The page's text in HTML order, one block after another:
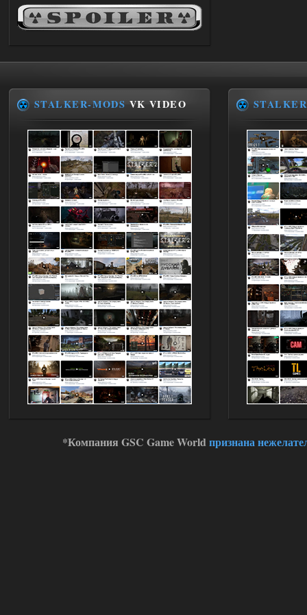
Ответить ➤
04.08.2026
22:29
Stalker-Mods-Clan-su
Доступно только для пользователей
Ответить ➤
03.08.2026
Объединенный Пак 2 + OGSR +
STCoP WP 3.4
22:27
Stalker-Mods-Clan-su
Доступно только для пользователей
Ответить ➤
03.08.2026
Объединенный Пак 2 + OGSR +
STCoP WP 3.4
21:22
andreyforest1993
Здравствуйте, почему не
Анимаций открытия рюкзака и
использования предметов как в
трелере?
Ответить ➤
03.08.2026
STALKER-MODS VK VIDEO
*Компания GSC Game Worldпризнана